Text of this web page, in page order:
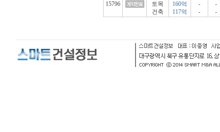
15796
토목
건축
160억
117억
-
-
-
-